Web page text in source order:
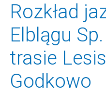
Rozkład
Elblągu
trasie
Godkowo